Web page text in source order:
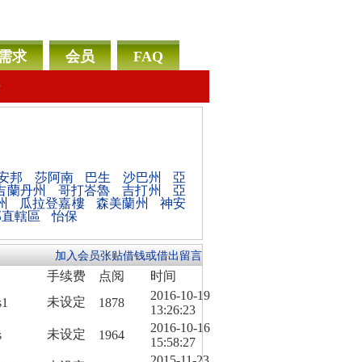
求 会员
FAQ
邦 莎阿南 巴生 沙巴州
亞
蘭丹州 哥打峇魯 吉打州
亞
瓜拉登嘉樓 森美蘭州
神安
轄區 怡保
加入会员张贴借钱或借出留言
手续费 点阅
时间
未设定 1878
2016-10-19
13:26:23
未设定 1964
2016-10-16
15:58:27